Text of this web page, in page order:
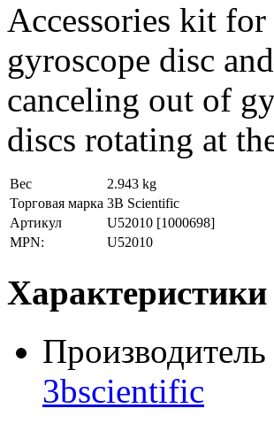
Accessories kit
gyroscope disc
canceling out of
discs rotating at
Вес
2.943 kg
Торговая марка 3B Scientific
Артикул
U52010 [1000698]
MPN:
U52010
Характеристики
Производитель
3bscientific